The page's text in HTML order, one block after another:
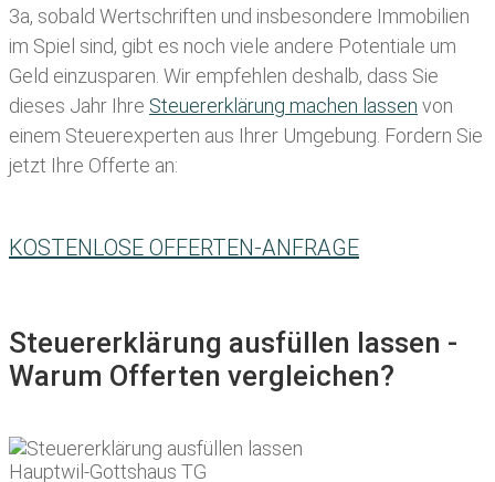
3a, sobald Wertschriften und insbesondere Immobilien
im Spiel sind, gibt es noch viele andere Potentiale um
Geld einzusparen. Wir empfehlen deshalb, dass Sie
dieses Jahr Ihre Steuererklärung machen lassen von
einem Steuerexperten aus Ihrer Umgebung. Fordern Sie
jetzt Ihre Offerte an:
KOSTENLOSE OFFERTEN-ANFRAGE
Steuererklärung ausfüllen lassen -
Warum Offerten vergleichen?